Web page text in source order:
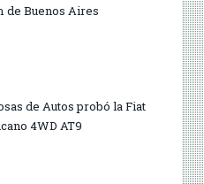
de Buenos Aires
de Autos probó la Fiat
4WD AT9